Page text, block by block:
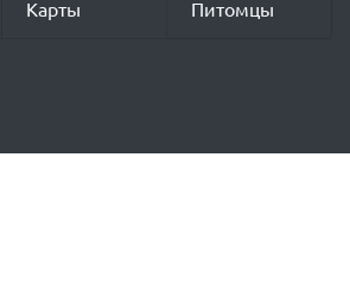
Карты Питомцы